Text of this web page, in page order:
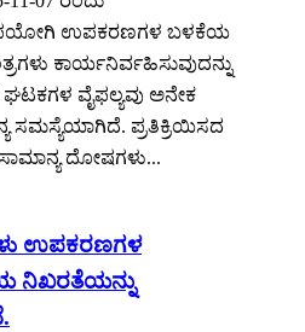
ಉಪಕರಣಗಳ ಬಳಕೆಯ
ಕಾರ್ಯನಿರ್ವಹಿಸುವುದನ್ನು
ವೈಫಲ್ಯವು ಅನೇಕ
ಸಮಸ್ಯೆಯಾಗಿದೆ. ಪ್ರತಿಕ್ರಿಯಿಸದ
ದೋಷಗಳು...
ಉಪಕರಣಗಳ
ನಿಖರತೆಯನ್ನು